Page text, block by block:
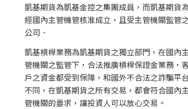
凱基期貨為凱基金控之集團成員，而凱基期貨
經國內主管機管核准成立，且受主管機關監管
公司．
凱基槓桿業務為凱基期貨之獨立部門，在國內主
管機關之監管下，合法推廣槓桿保證金業務，
戶之資金都受到保障，和國外不合法之詐騙平
不同，在凱基期貨之所有交易，都會符合國內主
管機關的要求，讓投資人可以放心交易。